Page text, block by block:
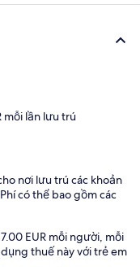
mỗi lần lưu trú
nơi lưu trú các khoản
có thể bao gồm các
EUR mỗi người, mỗi
thuế này với trẻ em